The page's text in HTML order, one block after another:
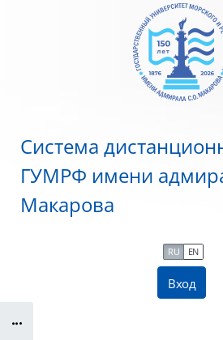
Перейти к основному содержанию
Система
ГУМРФ имени
Макарова
Вход
RU EN